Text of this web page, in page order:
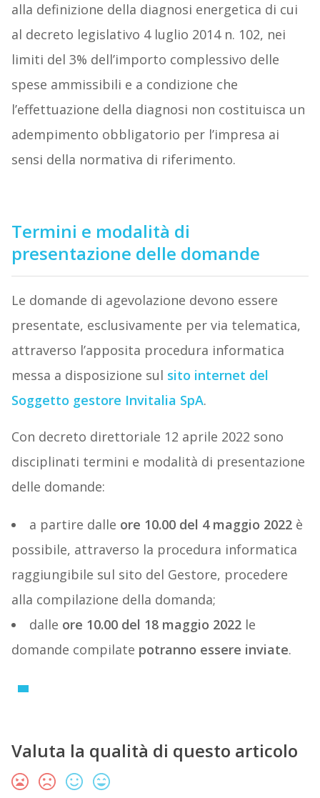
alla definizione della diagnosi energetica di cui
al decreto legislativo 4 luglio 2014 n. 102, nei
limiti del 3% dell’importo complessivo delle
spese ammissibili e a condizione che
l’effettuazione della diagnosi non costituisca un
adempimento obbligatorio per l’impresa ai
sensi della normativa di riferimento.
Termini e modalità di
presentazione delle domande
Le domande di agevolazione devono essere
presentate, esclusivamente per via telematica,
attraverso l’apposita procedura informatica
messa a disposizione sul sito internet del
Soggetto gestore Invitalia SpA.
Con decreto direttoriale 12 aprile 2022 sono
disciplinati termini e modalità di presentazione
delle domande:
a partire dalle ore 10.00 del 4 maggio 2022è
possibile, attraverso la procedura informatica
raggiungibile sul sito del Gestore, procedere
alla compilazione della domanda;
dalle ore 10.00 del 18 maggio 2022 le
domande compilate potranno essere inviate.
Valuta la qualità di questo articolo